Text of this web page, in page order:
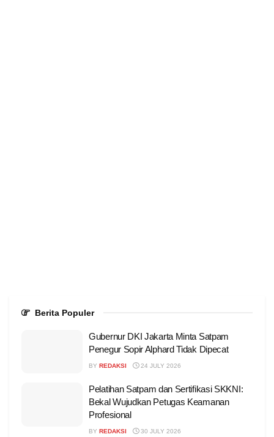
Berita Populer
Gubernur DKI Jakarta Minta Satpam
Penegur Sopir Alphard Tidak Dipecat
BY REDAKSI 24 JULY 2026
Pelatihan Satpam dan Sertifikasi SKKNI:
Bekal Wujudkan Petugas Keamanan
Profesional
BY REDAKSI 30 JULY 2026